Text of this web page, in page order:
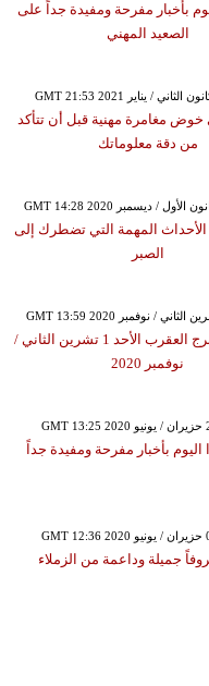
بأخبار مفرحة ومفيدة جداً على
الصعيد المهني
خوض مغامرة مهنية قبل أن تتأكد
من دقة معلوماتك
المهمة التي تضطرك إلى
الصبر
حظك اليوم برج العقرب الأحد 1 تشرين الثاني /
نوفمبر 2020
بأخبار مفرحة ومفيدة جداً
جميلة وداعمة من الزملاء